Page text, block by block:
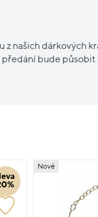
z našich dárkových
bude
Nové